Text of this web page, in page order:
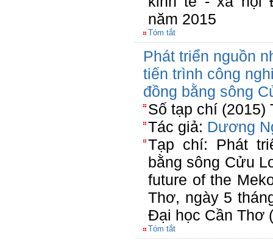
năm 2015
Tóm tắt
Phát triển nguồn
tiến trình công
đồng bằng sông
Số tạp chí (2015)
Tác giả: Dương
Tạp chí: Phát
bằng sông Cửu
future of the
Thơ, ngày 5
Đại học Cần Thơ
Tóm tắt